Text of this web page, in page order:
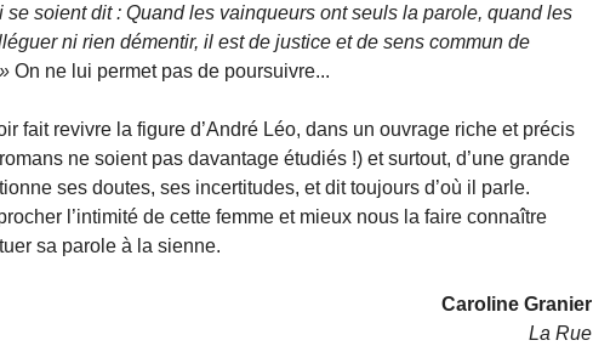
se soient dit : Quand les vainqueurs ont seuls la parole, quand les
ni rien démentir, il est de justice et de sens commun de
On ne lui permet pas de poursuivre...
fait revivre la figure d’André Léo, dans un ouvrage riche et précis
ne soient pas davantage étudiés !) et surtout, d’une grande
ses doutes, ses incertitudes, et dit toujours d’où il parle.
l’intimité de cette femme et mieux nous la faire connaître
sa parole à la sienne.
Caroline Granier
La Rue